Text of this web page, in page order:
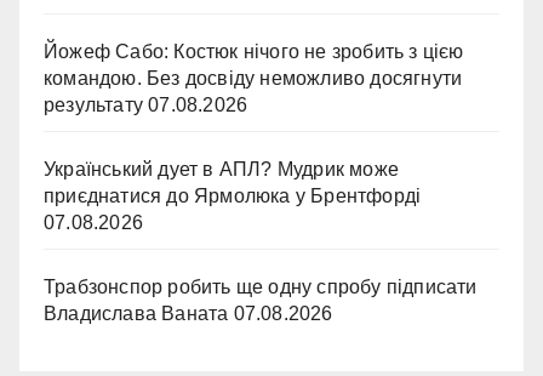
Йожеф Сабо: Костюк нічого не зробить з цією
командою. Без досвіду неможливо досягнути
результату 07.08.2026
Український дует в АПЛ? Мудрик може
приєднатися до Ярмолюка у Брентфорді
07.08.2026
Трабзонспор робить ще одну спробу підписати
Владислава Ваната 07.08.2026